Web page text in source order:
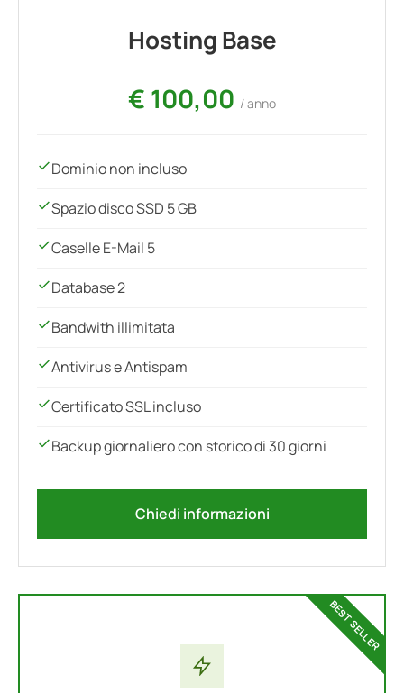
Hosting Base
€ 100,00 / anno
Dominio non incluso
Spazio disco SSD 5 GB
Caselle E-Mail 5
Database 2
Bandwith illimitata
Antivirus e Antispam
Certificato SSL incluso
Backup giornaliero con storico di 30 giorni
Chiedi informazioni
BEST SELLER